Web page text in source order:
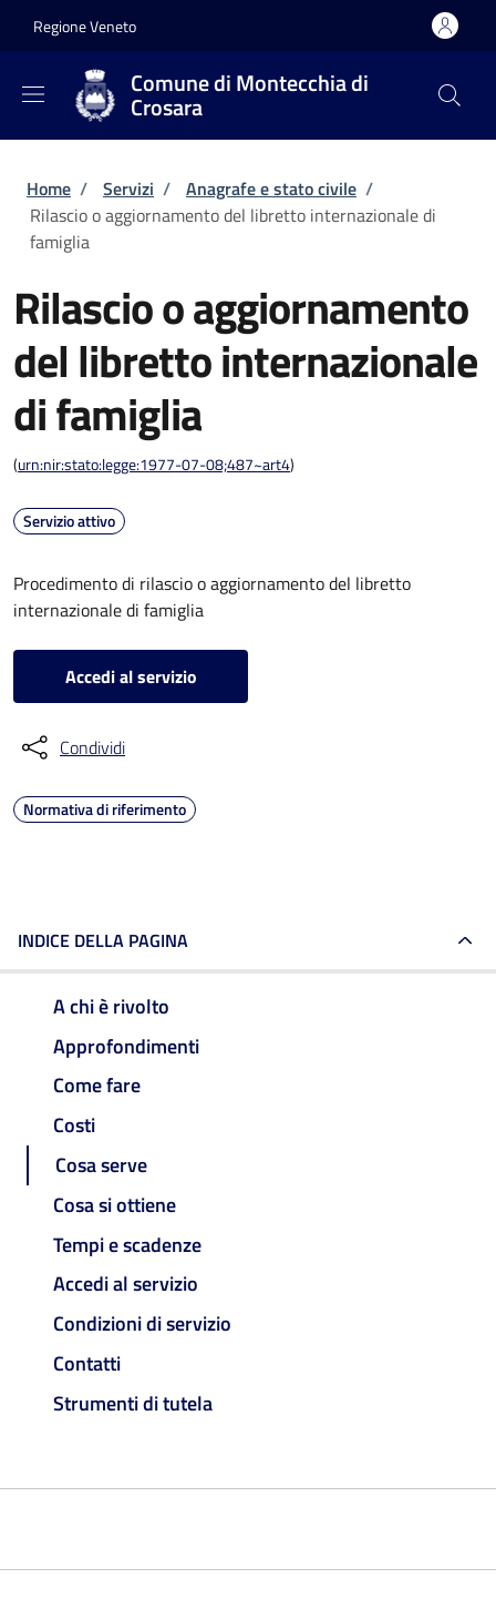
Regione Veneto
Comune di Montecchia di
Crosara
Briciole di pane
Home / Servizi / Anagrafe e stato civile /
Rilascio o aggiornamento del libretto internazionale di
famiglia
Rilascio o aggiornamento
del libretto internazionale
di famiglia
(urn:nir:stato:legge:1977-07-08;487~art4)
Servizio attivo
Procedimento di rilascio o aggiornamento del libretto
internazionale di famiglia
Accedi al servizio
Condividi
Normativa di riferimento
INDICE DELLA PAGINA
A chi è rivolto
Approfondimenti
Come fare
Costi
Cosa serve
Cosa si ottiene
Tempi e scadenze
Accedi al servizio
Condizioni di servizio
Contatti
Strumenti di tutela